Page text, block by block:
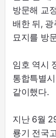
방문해 교
배한 뒤, 광
묘지를 방
임호 역시
통합특별
같이했다.
지난 6월
룡기 전국